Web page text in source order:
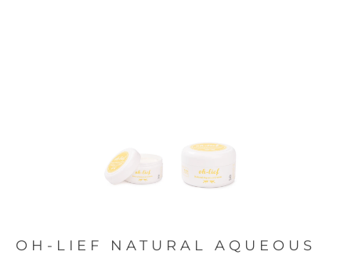
OH-LIEF NATURAL AQUEOUS